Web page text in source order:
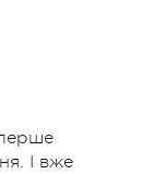
І вже